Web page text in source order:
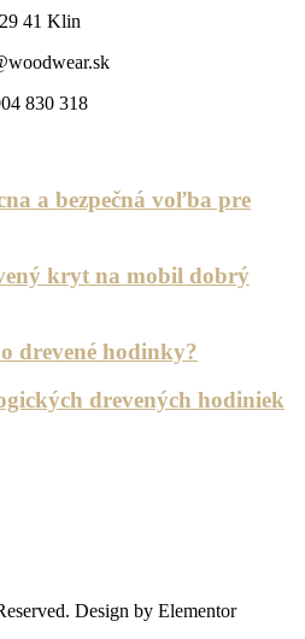
41 Klin
830 318
a bezpečná voľba pre
kryt na mobil dobrý
drevené hodinky?
drevených hodiniek
Design by Elementor